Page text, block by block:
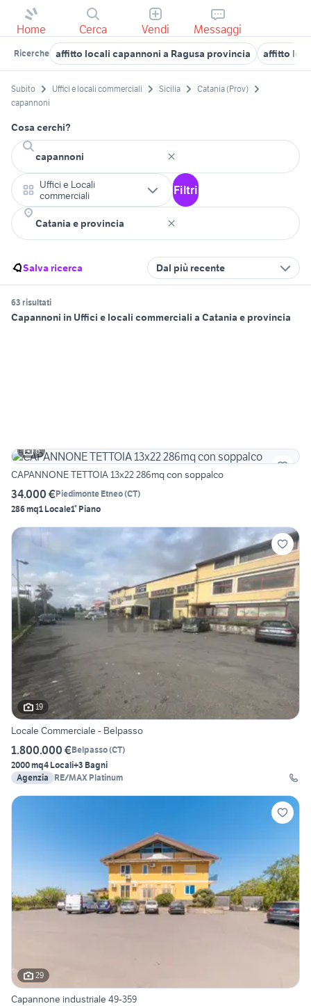
Home Cerca Vendi Messaggi
Ricerche affitto locali capannoni a Ragusa provincia affitto
Subito Uffici e locali commerciali Sicilia
Catania (Prov)
capannoni
Cosa cerchi?
Uffici e Locali
commerciali
Filtri
Salva ricerca Dal più recente
63 risultati
Capannoni in Uffici e locali commerciali a Catania e provincia
6
CAPANNONE TETTOIA 13x22 286mq con soppalco
34.000 €Piedimonte Etneo(CT)
286 mq1 Locale1° Piano
19
Locale Commerciale - Belpasso
1.800.000 €Belpasso(CT)
2000 mq4 Locali+3 Bagni
Agenzia
RE/MAX Platinum
29
Capannone industriale 49-359